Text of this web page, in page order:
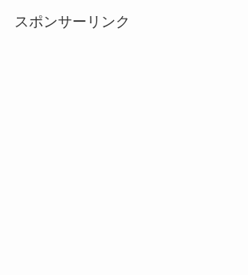
スポンサーリンク